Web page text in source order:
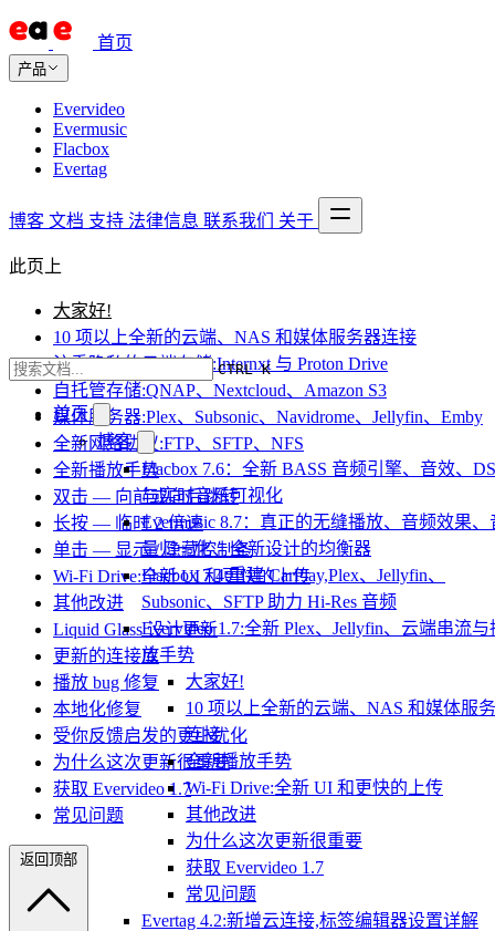
首页
产品
Evervideo
Evermusic
Flacbox
Evertag
博客 文档 支持 法律信息 联系我们 关于
CTRL K
首页
博客
Flacbox 7.6：全新 BASS 音频引擎、音效、
与实时音乐可视化
Evermusic 8.7：真正的无缝播放、音频效果、
量归一化、全新设计的均衡器
Flacbox 7.4:重建 CarPlay,Plex、Jellyfin、
Subsonic、SFTP 助力 Hi-Res 音频
Evervideo 1.7:全新 Plex、Jellyfin、云端串流与
放手势
大家好!
10 项以上全新的云端、NAS 和媒体服
连接
全新播放手势
Wi-Fi Drive:全新 UI 和更快的上传
其他改进
为什么这次更新很重要
获取 Evervideo 1.7
常见问题
Evertag 4.2:新增云连接,标签编辑器设置详解
此页上
大家好!
10 项以上全新的云端、NAS 和媒体服务器连接
注重隐私的云端存储:Internxt 与 Proton Drive
自托管存储:QNAP、Nextcloud、Amazon S3
媒体服务器:Plex、Subsonic、Navidrome、Jellyfin、Emby
全新网络协议:FTP、SFTP、NFS
全新播放手势
双击 — 向前或向后跳转
长按 — 临时 2 倍速
单击 — 显示 / 隐藏控制条
Wi-Fi Drive:全新 UI 和更快的上传
其他改进
Liquid Glass 设计更新
更新的连接库
播放 bug 修复
本地化修复
受你反馈启发的更小优化
为什么这次更新很重要
获取 Evervideo 1.7
常见问题
返回顶部